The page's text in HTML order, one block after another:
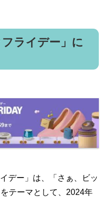
ライデー」に
デー」は、「さぁ、ビッ
テーマとして、2024年